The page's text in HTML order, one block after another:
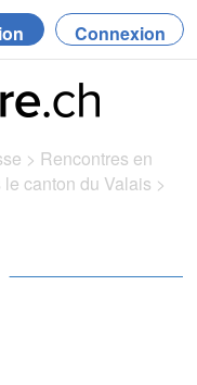
Connexion
> Rencontres en
canton du Valais >